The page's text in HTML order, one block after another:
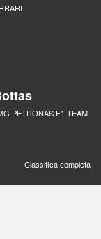
PETRONAS F1 TEAM
Classifica completa